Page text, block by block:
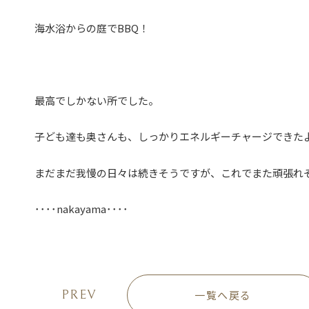
海水浴からの庭でBBQ！
最高でしかない所でした。
子ども達も奥さんも、しっかりエネルギーチャージできた
まだまだ我慢の日々は続きそうですが、これでまた頑張れ
････nakayama････
PREV 一覧へ戻る